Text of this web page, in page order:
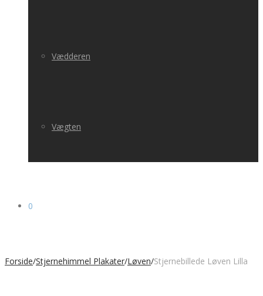
Vædderen
Vægten
0
Forside/Stjernehimmel Plakater/Løven/Stjernebillede Løven Lilla